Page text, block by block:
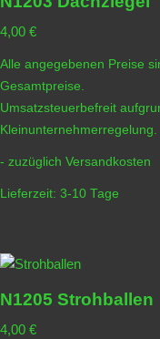
4,00 €
Alle angegebenen Preise
Gesamtpreise.
Umsatzsteuerbefreit
Kleinunternehmerregelung.
- zuzüglich Versandkosten
Lieferzeit: 3-10 Tage
N1205 Strohballen
4,00 €